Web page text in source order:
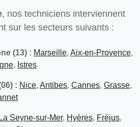
, nos techniciens interviennent
sur les secteurs suivants :
(13) : Marseille, Aix-en-Provence,
, Istres
: Nice, Antibes, Cannes, Grasse,
La Seyne-sur-Mer, Hyères, Fréjus,